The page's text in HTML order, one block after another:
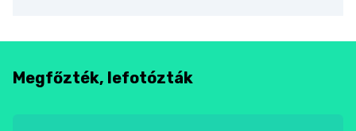
Megfőzték, lefotózták